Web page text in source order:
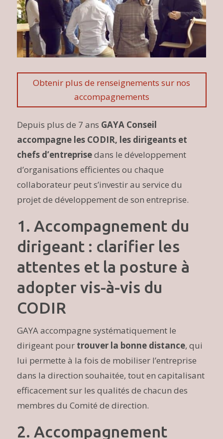
Depuis plus de 7 ans GAYA Conseil
accompagne les CODIR, les dirigeants et
chefs d’entreprisedans le développement
d’organisations efficientes ou chaque
collaborateur peut s’investir au service du
projet de développement de son entreprise.
1. Accompagnement du
dirigeant : clarifier les
attentes et la posture à
adopter vis-à-vis du
CODIR
GAYA accompagne systématiquement le
dirigeant pour trouver la bonne distance, qui
lui permette à la fois de mobiliser l’entreprise
dans la direction souhaitée, tout en capitalisant
efficacement sur les qualités de chacun des
membres du Comité de direction.
2. Accompagnement
Obtenir plus de renseignements sur nos
accompagnements